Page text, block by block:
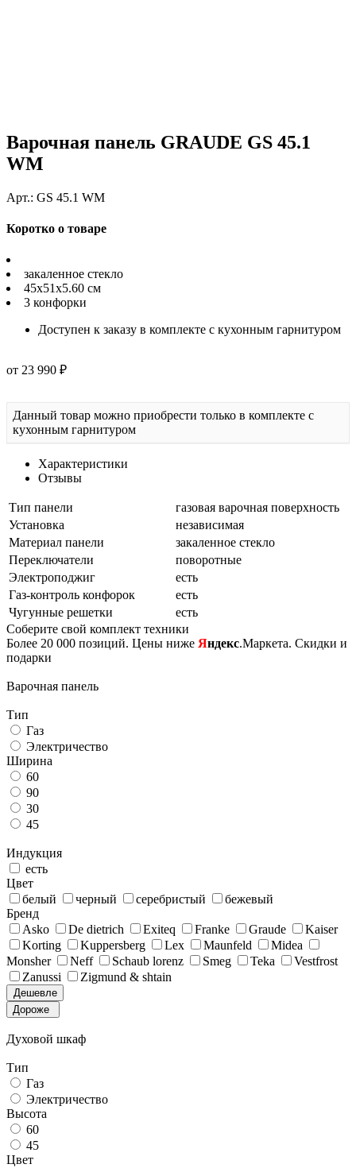
Варочная панель GRAUDE GS 45.1
WM
Арт.: GS 45.1 WM
Коротко о товаре
закаленное стекло
45х51х5.60 см
3 конфорки
Доступен к заказу в комплекте с кухонным гарнитуром
от 23 990 ₽
Данный товар можно приобрести только в комплекте с
кухонным гарнитуром
Характеристики
Отзывы
Тип панели
газовая варочная поверхность
Установка
независимая
Материал панели
закаленное стекло
Переключатели
поворотные
Электроподжиг
есть
Газ-контроль конфорок
есть
Чугунные решетки
есть
Соберите свой комплект техники
Более 20 000 позиций. Цены ниже Яндекс.Маркета. Скидки и
подарки
Варочная панель
Тип
Газ
Электричество
Ширина
60
90
30
45
Индукция
есть
Цвет
белый
черный серебристый
бежевый
Бренд
Asko
De dietrich Exiteq Franke Graude
Kaiser
Korting
Kuppersberg Lex Maunfeld
Midea
Monsher
Neff Schaub lorenz Smeg Teka
Vestfrost
Zanussi
Zigmund & shtain
Дешевле
Дороже
Духовой шкаф
Тип
Газ
Электричество
Высота
60
45
Цвет